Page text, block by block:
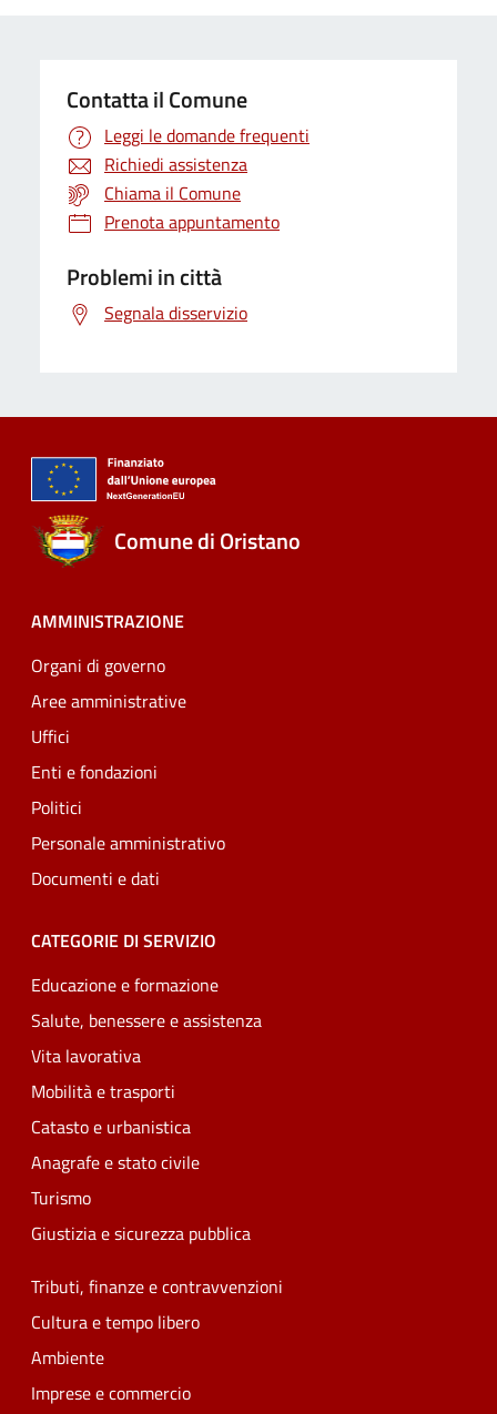
Contatta il Comune
Leggi le domande frequenti
Richiedi assistenza
Chiama il Comune
Prenota appuntamento
Problemi in città
Segnala disservizio
Comune di Oristano
AMMINISTRAZIONE
Organi di governo
Aree amministrative
Uffici
Enti e fondazioni
Politici
Personale amministrativo
Documenti e dati
CATEGORIE DI SERVIZIO
Educazione e formazione
Salute, benessere e assistenza
Vita lavorativa
Mobilità e trasporti
Catasto e urbanistica
Anagrafe e stato civile
Turismo
Giustizia e sicurezza pubblica
Tributi, finanze e contravvenzioni
Cultura e tempo libero
Ambiente
Imprese e commercio